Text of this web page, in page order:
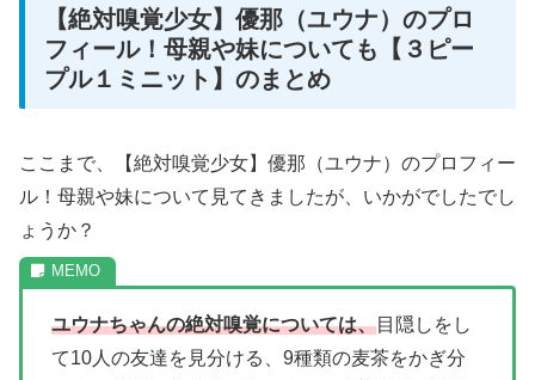
【絶対嗅覚少女】優那（ユウナ）のプロ
フィール！母親や妹についても【３ピー
プル１ミニット】のまとめ
ここまで、【絶対嗅覚少女】優那（ユウナ）のプロフィー
ル！母親や妹について見てきましたが、いかがでしたでし
ょうか？
ユウナちゃんの絶対嗅覚については、目隠しをし
て10人の友達を見分ける、9種類の麦茶をかぎ分